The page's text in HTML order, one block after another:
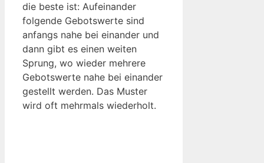
die beste ist: Aufeinander
folgende Gebotswerte sind
anfangs nahe bei einander und
dann gibt es einen weiten
Sprung, wo wieder mehrere
Gebotswerte nahe bei einander
gestellt werden. Das Muster
wird oft mehrmals wiederholt.